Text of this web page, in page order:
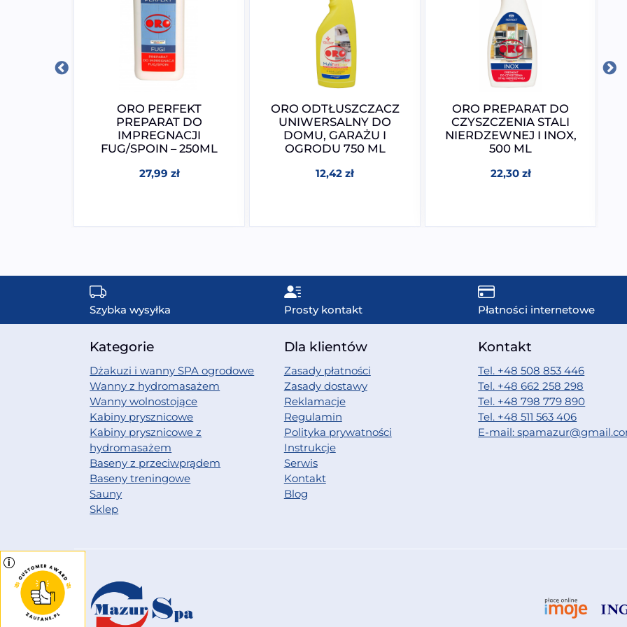
ORO PERFEKT
PREPARAT DO
IMPREGNACJI
FUG/SPOIN – 250ML
27,99 zł
ORO ODTŁUSZCZACZ
UNIWERSALNY DO
DOMU, GARAŻU I
OGRODU 750 ML
12,42 zł
ORO PREPARAT DO
CZYSZCZENIA STALI
NIERDZEWNEJ I INOX,
500 ML
22,30 zł
Szybka wysyłka Prosty kontakt Płatności internetowe
Kategorie
Dżakuzi i wanny SPA ogrodowe
Wanny z hydromasażem
Wanny wolnostojące
Kabiny prysznicowe
Kabiny prysznicowe z
hydromasażem
Baseny z przeciwprądem
Baseny treningowe
Sauny
Sklep
Dla klientów
Zasady płatności
Zasady dostawy
Reklamacje
Regulamin
Polityka prywatności
Instrukcje
Serwis
Kontakt
Blog
Kontakt
Tel. +48 508 853 446
Tel. +48 662 258 298
Tel. +48 798 779 890
Tel. +48 511 563 406
E-mail: